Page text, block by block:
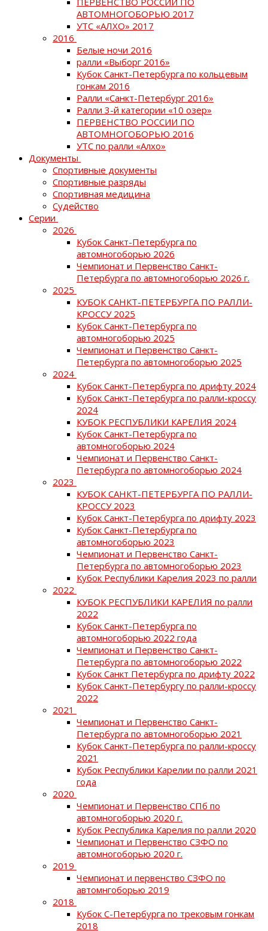
АВТОМНОГОБОРЬЮ 2017
УТС «АЛХО» 2017
2016
Белые ночи 2016
ралли «Выборг 2016»
Кубок Санкт-Петербурга по кольцевым
гонкам 2016
Ралли «Санкт-Петербург 2016»
Ралли 3-й категории «10 озер»
ПЕРВЕНСТВО РОССИИ ПО
АВТОМНОГОБОРЬЮ 2016
УТС по ралли «Алхо»
Документы
Спортивные документы
Спортивные разряды
Спортивная медицина
Судейство
Серии
2026
Кубок Санкт-Петербурга по
автомногоборью 2026
Чемпионат и Первенство Санкт-
Петербурга по автомногоборью 2026 г.
2025
КУБОК САНКТ-ПЕТЕРБУРГА ПО РАЛЛИ-
КРОССУ 2025
Кубок Санкт-Петербурга по
автомногоборью 2025
Чемпионат и Первенство Санкт-
Петербурга по автомногоборью 2025
2024
Кубок Санкт-Петербурга по дрифту 2024
Кубок Санкт-Петербурга по ралли-кроссу
2024
КУБОК РЕСПУБЛИКИ КАРЕЛИЯ 2024
Кубок Санкт-Петербурга по
автомногоборью 2024
Чемпионат и Первенство Санкт-
Петербурга по автомногоборью 2024
2023
КУБОК САНКТ-ПЕТЕРБУРГА ПО РАЛЛИ-
КРОССУ 2023
Кубок Санкт-Петербурга по дрифту 2023
Кубок Санкт-Петербурга по
автомногоборью 2023
Чемпионат и Первенство Санкт-
Петербурга по автомногоборью 2023
Кубок Республики Карелия 2023 по ралли
2022
КУБОК РЕСПУБЛИКИ КАРЕЛИЯ по ралли
2022
Кубок Санкт-Петербурга по
автомногоборью 2022 года
Чемпионат и Первенство Санкт-
Петербурга по автомногоборью 2022
Кубок Санкт Петербурга по дрифту 2022
Кубок Санкт-Петербургу по ралли-кроссу
2022
2021
Чемпионат и Первенство Санкт-
Петербурга по автомногоборью 2021
Кубок Санкт-Петербурга по ралли-кроссу
2021
Кубок Республики Карелии по ралли 2021
года
2020
Чемпионат и Первенство СПб по
автомногоборью 2020 г.
Кубок Республика Карелия по ралли 2020
Чемпионат и Первенство СЗФО по
автомногоборью 2020 г.
2019
Чемпионат и первенство СЗФО по
автомнгоборью 2019
2018
Кубок С-Петербурга по трековым гонкам
2018